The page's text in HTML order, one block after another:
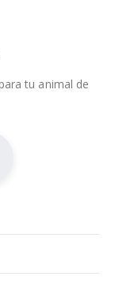
tu animal de